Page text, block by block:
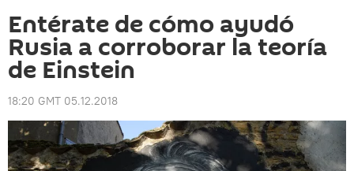
Entérate de cómo ayudó
Rusia a corroborar la teoría
de Einstein
18:20 GMT 05.12.2018